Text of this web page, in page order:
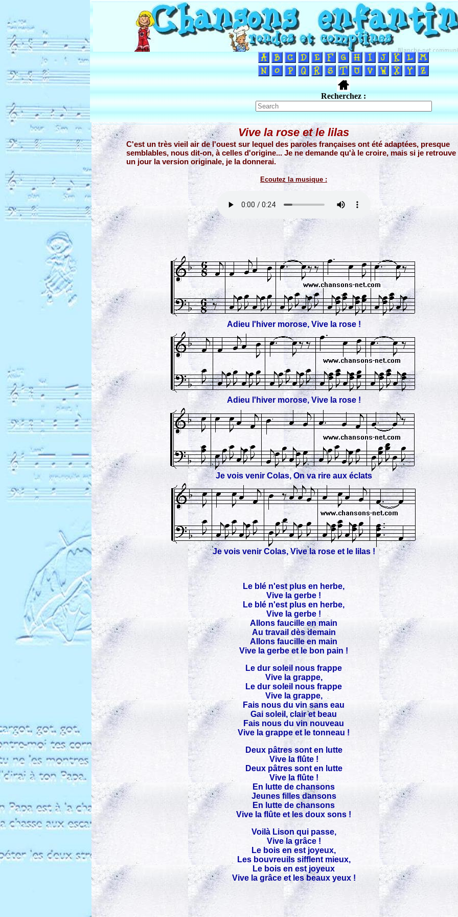
Recherchez :
Vive la rose et le lilas
C'est un très vieil air de l'ouest sur lequel des paroles françaises ont été adaptées, presque
semblables, nous dit-on, à celles d'origine... Je ne demande qu'à le croire, mais si je retrouve
un jour la version originale, je la donnerai.
Ecoutez la musique :
Adieu l'hiver morose, Vive la rose !
Adieu l'hiver morose, Vive la rose !
Je vois venir Colas, On va rire aux éclats
Je vois venir Colas, Vive la rose et le lilas !
Le blé n'est plus en herbe,
Vive la gerbe !
Le blé n'est plus en herbe,
Vive la gerbe !
Allons faucille en main
Au travail dès demain
Allons faucille en main
Vive la gerbe et le bon pain !
Le dur soleil nous frappe
Vive la grappe,
Le dur soleil nous frappe
Vive la grappe,
Fais nous du vin sans eau
Gai soleil, clair et beau
Fais nous du vin nouveau
Vive la grappe et le tonneau !
Deux pâtres sont en lutte
Vive la flûte !
Deux pâtres sont en lutte
Vive la flûte !
En lutte de chansons
Jeunes filles dansons
En lutte de chansons
Vive la flûte et les doux sons !
Voilà Lison qui passe,
Vive la grâce !
Le bois en est joyeux,
Les bouvreuils sifflent mieux,
Le bois en est joyeux
Vive la grâce et les beaux yeux !